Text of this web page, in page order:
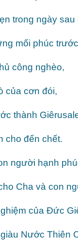
trong ngày sau
mối phúc
công nghèo,
của cơn đói,
thành
cho đến chết.
người hạnh
Cha và con
của Đức
Nước Thiên